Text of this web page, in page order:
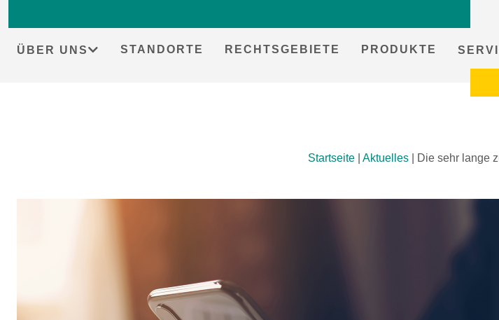
ÜBER UNS STANDORTE RECHTSGEBIETE PRODUKTE
Startseite Aktuelles Die sehr lange